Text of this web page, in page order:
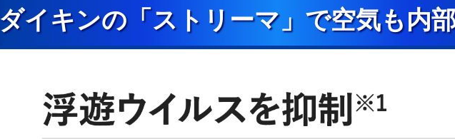
ダイキンの「ストリーマ」で空気も内